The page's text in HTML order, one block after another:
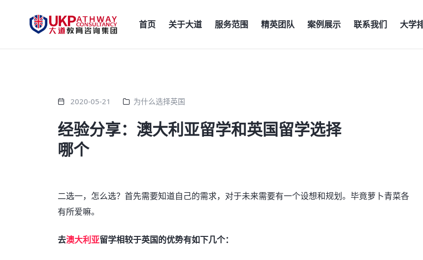
首页 关于大道 服务范围 精英团队 案例展示 联系我们 大学
2020-05-21 为什么选择英国
经验分享：澳大利亚留学和英国留学选择
哪个
二选一，怎么选？首先需要知道自己的需求，对于未来需要有一个设想和规划。毕竟萝卜青菜各
有所爱嘛。
去澳大利亚留学相较于英国的优势有如下几个：